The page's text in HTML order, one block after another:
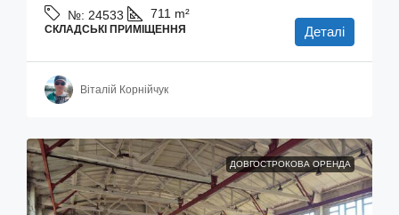
№: 24533 711 m²
СКЛАДСЬКІ ПРИМІЩЕННЯ Деталі
Віталій Корнійчук
ДОВГОСТРОКОВА ОРЕНДА